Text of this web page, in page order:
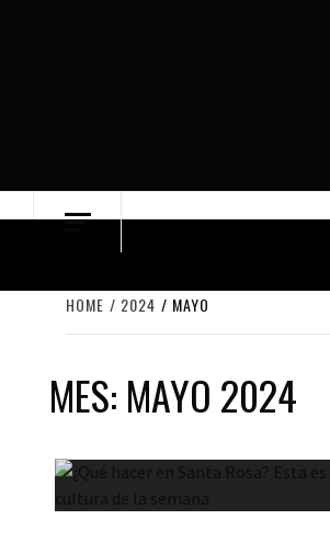
HOME 2024 MAYO
MES: MAYO 2024